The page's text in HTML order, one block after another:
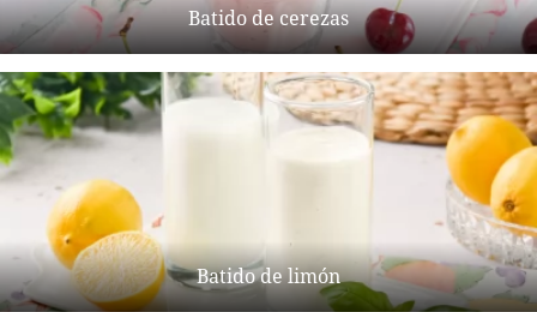
Batido de cerezas
Batido de limón